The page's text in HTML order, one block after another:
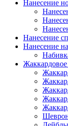
Нанесение
Нанесение
Нанесение